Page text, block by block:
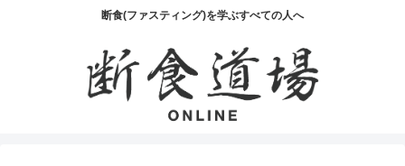
断食(ファスティング)を学ぶすべての人へ